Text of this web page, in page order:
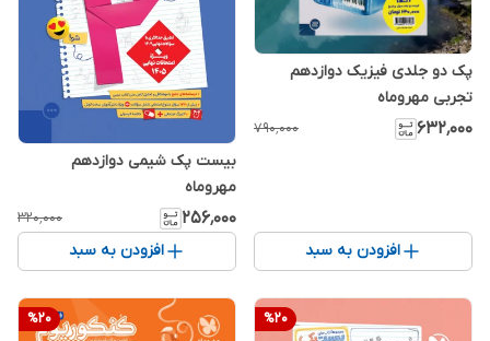
پک دو جلدی فیزیک دوازدهم
تجربی مهروماه
۶۳۲٬۰۰۰ ۷۹۰٬۰۰۰
افزودن به سبد
بیست پک شیمی دوازدهم
مهروماه
۲۵۶٬۰۰۰ ۳۲۰٬۰۰۰
افزودن به سبد
%20
%20